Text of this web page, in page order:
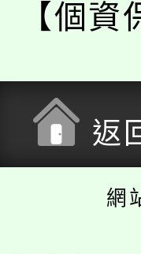
【個資
返
網